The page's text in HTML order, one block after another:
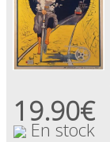
19.90€
En stock